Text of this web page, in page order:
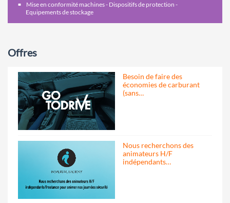
Mise en conformité machines - Dispositifs de protection -
Equipements de stockage
Offres
Besoin de faire des
économies de carburant
(sans…
Nous recherchons des
animateurs H/F
indépendants…